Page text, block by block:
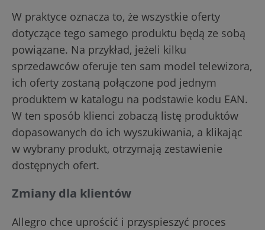
W praktyce oznacza to, że wszystkie oferty
dotyczące tego samego produktu będą ze sobą
powiązane. Na przykład, jeżeli kilku
sprzedawców oferuje ten sam model telewizora,
ich oferty zostaną połączone pod jednym
produktem w katalogu na podstawie kodu EAN.
W ten sposób klienci zobaczą listę produktów
dopasowanych do ich wyszukiwania, a klikając
w wybrany produkt, otrzymają zestawienie
dostępnych ofert.
Zmiany dla klientów
Allegro chce uprościć i przyspieszyć proces